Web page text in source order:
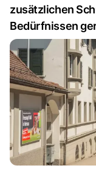
zusätzlichen
Bedürfnissen